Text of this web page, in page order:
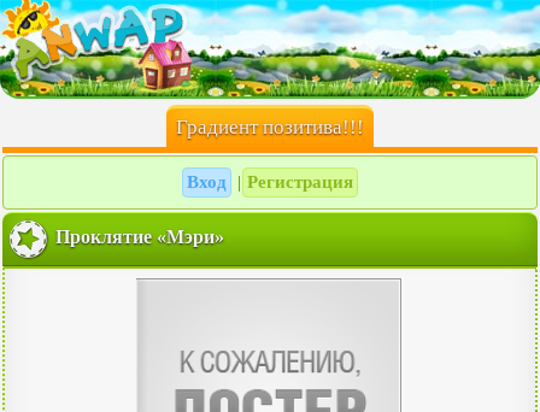
Градиент позитива!!!
Вход Регистрация
Проклятие «Мэри»